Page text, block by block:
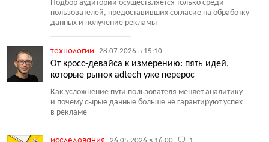
Подбор аудитории осуществляется только среди
пользователей, предоставивших согласие на обработку
данных и получение рекламы
технологии 28.07.2026 в 15:10
От кросс-девайса к измерению: пять идей,
которые рынок adtech уже перерос
Как усложнение пути пользователя меняет аналитику
и почему сырые данные больше не гарантируют успех
в рекламе
исследования